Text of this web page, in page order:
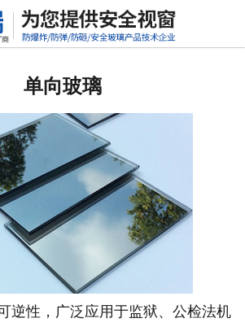
网站首页
行业标准
联系我们
高铝硅玻璃
单向玻璃
逆性，广泛应用于监狱、公检法机